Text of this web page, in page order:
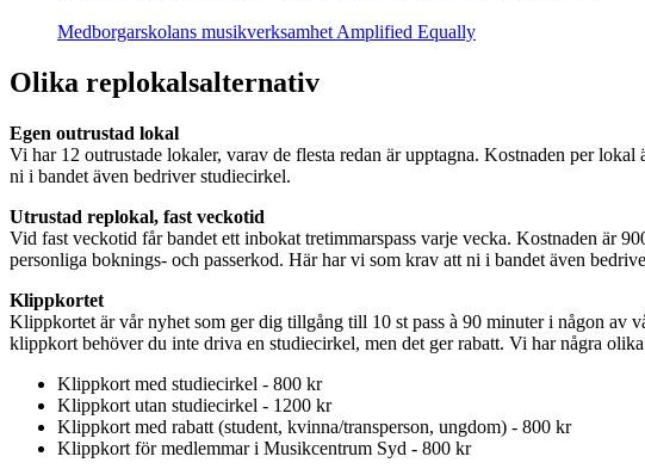
Medborgarskolans musikverksamhet Amplified Equally
Olika replokalsalternativ
Egen outrustad lokal
Vi har 12 outrustade lokaler, varav de flesta redan är upptagna. Kostnaden per
ni i bandet även bedriver studiecirkel.
Utrustad replokal, fast veckotid
Vid fast veckotid får bandet ett inbokat tretimmarspass varje vecka. Kostnaden är
personliga boknings- och passerkod. Här har vi som krav att ni i bandet även
Klippkortet
Klippkortet är vår nyhet som ger dig tillgång till 10 st pass à 90 minuter i någon av
klippkort behöver du inte driva en studiecirkel, men det ger rabatt. Vi har några
Klippkort med studiecirkel - 800 kr
Klippkort utan studiecirkel - 1200 kr
Klippkort med rabatt (student, kvinna/transperson, ungdom) - 800 kr
Klippkort för medlemmar i Musikcentrum Syd - 800 kr